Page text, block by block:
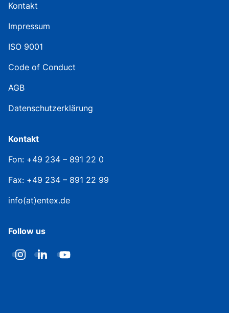
Kontakt
Impressum
ISO 9001
Code of Conduct
AGB
Datenschutzerklärung
Kontakt
Fon: +49 234 – 891 22 0
Fax: +49 234 – 891 22 99
info(at)entex.de
Follow us